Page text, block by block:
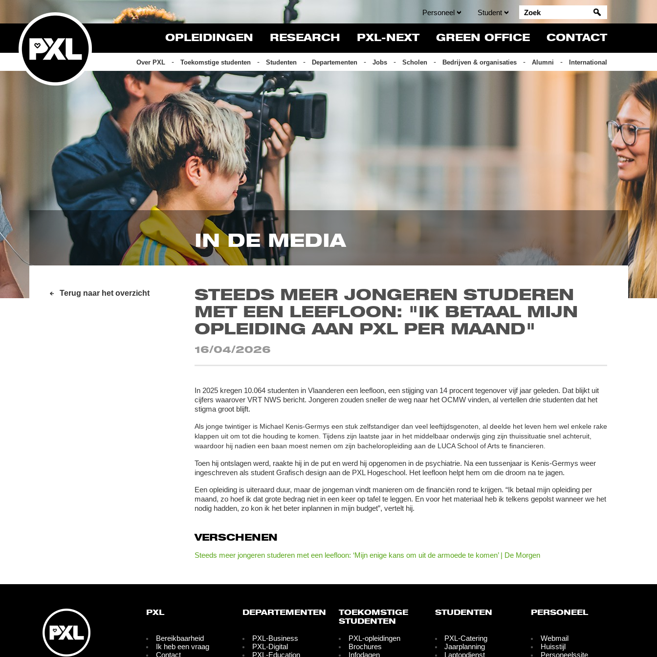
Personeel Student
OPLEIDINGEN RESEARCH PXL-NEXT GREEN OFFICE CONTACT
Over PXL Toekomstige studenten Studenten Departementen Jobs Scholen Bedrijven & organisaties Alumni International
IN DE MEDIA
Terug naar het overzicht
STEEDS MEER JONGEREN STUDEREN
MET EEN LEEFLOON: "IK BETAAL MIJN
OPLEIDING AAN PXL PER MAAND"
16/04/2026
In 2025 kregen 10.064 studenten in Vlaanderen een leefloon, een stijging van 14 procent tegenover vijf jaar geleden. Dat blijkt uit
cijfers waarover VRT NWS bericht. Jongeren zouden sneller de weg naar het OCMW vinden, al vertellen drie studenten dat het
stigma groot blijft.
Als jonge twintiger is Michael Kenis-Germys een stuk zelfstandiger dan veel leeftijdsgenoten, al deelde het leven hem wel enkele rake
klappen uit om tot die houding te komen. Tijdens zijn laatste jaar in het middelbaar onderwijs ging zijn thuissituatie snel achteruit,
waardoor hij nadien een baan moest nemen om zijn bacheloropleiding aan de LUCA School of Arts te financieren.
Toen hij ontslagen werd, raakte hij in de put en werd hij opgenomen in de psychiatrie. Na een tussenjaar is Kenis-Germys weer
ingeschreven als student Grafisch design aan de PXL Hogeschool. Het leefloon helpt hem om die droom na te jagen.
Een opleiding is uiteraard duur, maar de jongeman vindt manieren om de financiën rond te krijgen. “Ik betaal mijn opleiding per
maand, zo hoef ik dat grote bedrag niet in een keer op tafel te leggen. En voor het materiaal heb ik telkens gepolst wanneer we het
nodig hadden, zo kon ik het beter inplannen in mijn budget”, vertelt hij.
VERSCHENEN
Steeds meer jongeren studeren met een leefloon: ‘Mijn enige kans om uit de armoede te komen’ | De Morgen
PXL
Bereikbaarheid
Ik heb een vraag
Contact
DEPARTEMENTEN
PXL-Business
PXL-Digital
PXL-Education
TOEKOMSTIGE
STUDENTEN
PXL-opleidingen
Brochures
Infodagen
STUDENTEN
PXL-Catering
Jaarplanning
Laptopdienst
PERSONEEL
Webmail
Huisstijl
Personeelssite